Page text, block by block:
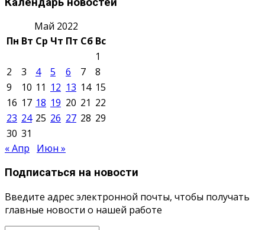
Май 2022
Пн Вт Ср Чт Пт Сб Вс
1
2
3 4 5 6 7
8
9
10 11 12 13 14 15
16 17 18 19 20 21 22
23 24 25 26 27 28 29
30 31
« Апр
Июн »
Подписаться на новости
Введите адрес электронной почты, чтобы получать
главные новости о нашей работе